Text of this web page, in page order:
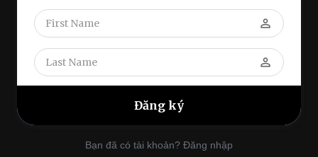
perm_identity
perm_identity
Bạn đã có tài khoản? Đăng nhập